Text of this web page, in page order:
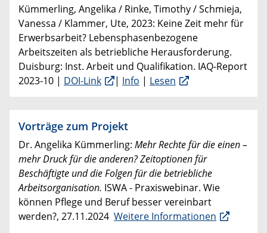
Kümmerling, Angelika / Rinke, Timothy / Schmieja,
Vanessa / Klammer, Ute, 2023: Keine Zeit mehr für
Erwerbsarbeit? Lebensphasenbezogene
Arbeitszeiten als betriebliche Herausforderung.
Duisburg: Inst. Arbeit und Qualifikation. IAQ-Report
2023-10 | DOI-Link | Info | Lesen
Vorträge zum Projekt
Dr. Angelika Kümmerling: Mehr Rechte für die einen –
mehr Druck für die anderen? Zeitoptionen für
Beschäftigte und die Folgen für die betriebliche
Arbeitsorganisation. ISWA - Praxiswebinar. Wie
können Pflege und Beruf besser vereinbart
werden?, 27.11.2024 Weitere Informationen